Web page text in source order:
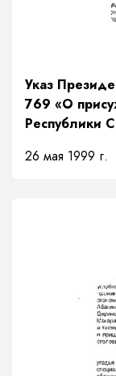
Указ
769 «О
Республики
26 мая 1999 г.